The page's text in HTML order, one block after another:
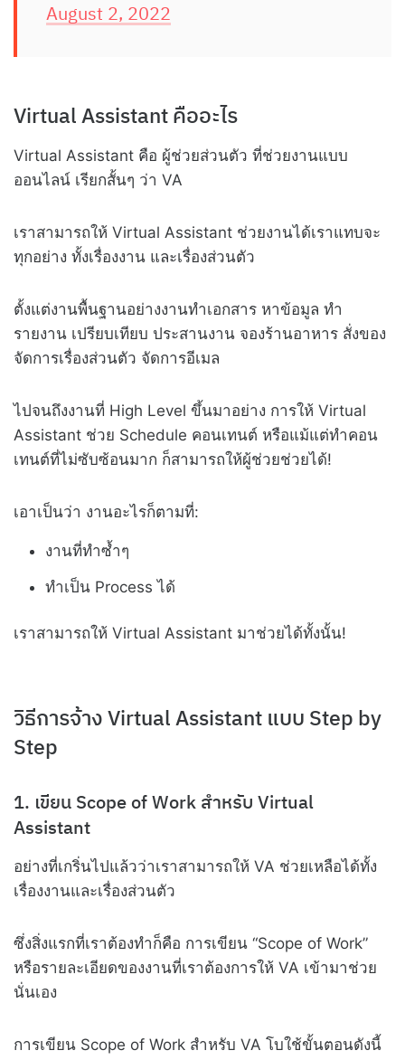
August 2, 2022
Virtual Assistant คืออะไร
Virtual Assistant คือ ผู้ช่วยส่วนตัว ที่ช่วยงานแบบ
ออนไลน์ เรียกสั้นๆ ว่า VA
เราสามารถให้ Virtual Assistant ช่วยงานได้เราแทบจะ
ทุกอย่าง ทั้งเรื่องงาน และเรื่องส่วนตัว
ตั้งแต่งานพื้นฐานอย่างงานทำเอกสาร หาข้อมูล ทำ
รายงาน เปรียบเทียบ ประสานงาน จองร้านอาหาร สั่งของ
จัดการเรื่องส่วนตัว จัดการอีเมล
ไปจนถึงงานที่ High Level ขึ้นมาอย่าง การให้ Virtual
Assistant ช่วย Schedule คอนเทนต์ หรือแม้แต่ทำคอน
เทนต์ที่ไม่ซับซ้อนมาก ก็สามารถให้ผู้ช่วยช่วยได้!
เอาเป็นว่า งานอะไรก็ตามที่:
งานที่ทำซ้ำๆ
ทำเป็น Process ได้
เราสามารถให้ Virtual Assistant มาช่วยได้ทั้งนั้น!
วิธีการจ้าง Virtual Assistant แบบ Step by
Step
1. เขียน Scope of Work สำหรับ Virtual
Assistant
อย่างที่เกริ่นไปแล้วว่าเราสามารถให้ VA ช่วยเหลือได้ทั้ง
เรื่องงานและเรื่องส่วนตัว
ซึ่งสิ่งแรกที่เราต้องทำก็คือ การเขียน “Scope of Work”
หรือรายละเอียดของงานที่เราต้องการให้ VA เข้ามาช่วย
นั่นเอง
การเขียน Scope of Work สำหรับ VA โบใช้ขั้นตอนดังนี้